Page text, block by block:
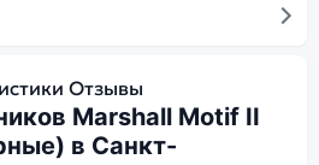
Отзывы
Marshall Motif II
в Санкт-